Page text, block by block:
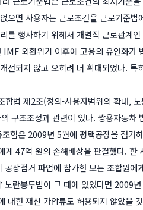
으면 사용자는 근로조건을 근로기준
를 행사하기 위해서 개별적 근로관계
외환위기 이후에 고용의 유연화가
선되지 않고 오히려 더 확대되었다.
합법 제2조(정의-사용자범위의 확대,
구조조정과 관련이 있다. 쌍용자동
합은 2009년 5월에 평택공장을 점
게 47억 원의 손해배상을 판결했다.
공장점거 파업에 참가한 모든 조합원
노란봉투법이 그 때에 있었다면 2009
대한 재산 가압류도 허용되지 않았을